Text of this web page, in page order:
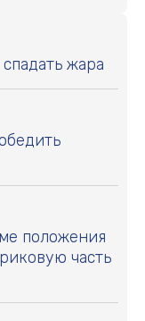
жара
положения
часть